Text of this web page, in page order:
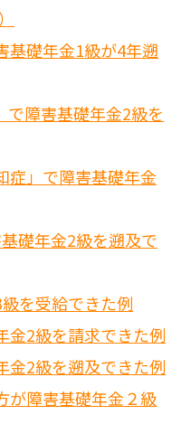
基礎年金1級が4年遡
で障害基礎年金2級を
症」で障害基礎年金
礎年金2級を遡及で
を受給できた例
金2級を請求できた例
金2級を遡及できた例
が障害基礎年金２級